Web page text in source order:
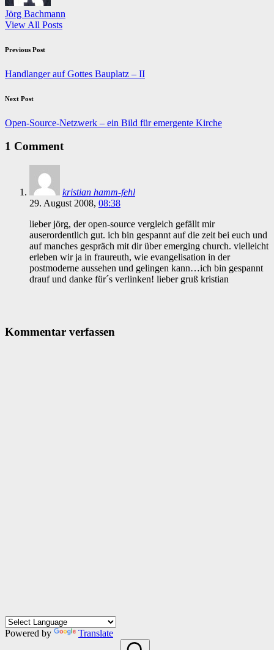
Jörg Bachmann
View All Posts
Post
navigation
Previous Post
Handlanger auf Gottes Bauplatz – II
Next Post
Open-Source-Netzwerk – ein Bild für emergente Kirche
1 Comment
kristian hamm-fehl
29. August 2008, 08:38
lieber jörg, der open-source vergleich gefällt mir
auserordentlich gut. ich bin gespannt auf die zeit bei euch und
auf manches gespräch mit dir über emerging church. vielleicht
erleben wir ja in fraureuth, wie evangelisation in der
postmoderne aussehen und gelingen kann…ich bin gespannt
drauf und danke für´s verlinken! lieber gruß kristian
Kommentar verfassen
Powered by Translate